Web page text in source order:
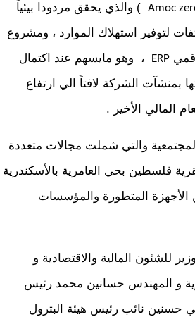
Amoc ) والذي يحقق مردودا بيئياً
لتوفير استهلاك الموارد ، ومشروع
ERP
، وهو مايسهم عند اكتمال
بمنشآت الشركة لافتاً الي ارتفاع
المالي الأخير .
والتي شملت مجالات متعددة
فلسطين بحي العامرية بالأسكندرية
الأجهزة المتطورة والمؤسسات
للشئون المالية والاقتصادية و
و المهندس حسانين محمد رئيس
حسنين نائب رئيس هيئة البترول